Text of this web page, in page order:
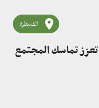
القنيطرة
تعزز تماسك المجتمع